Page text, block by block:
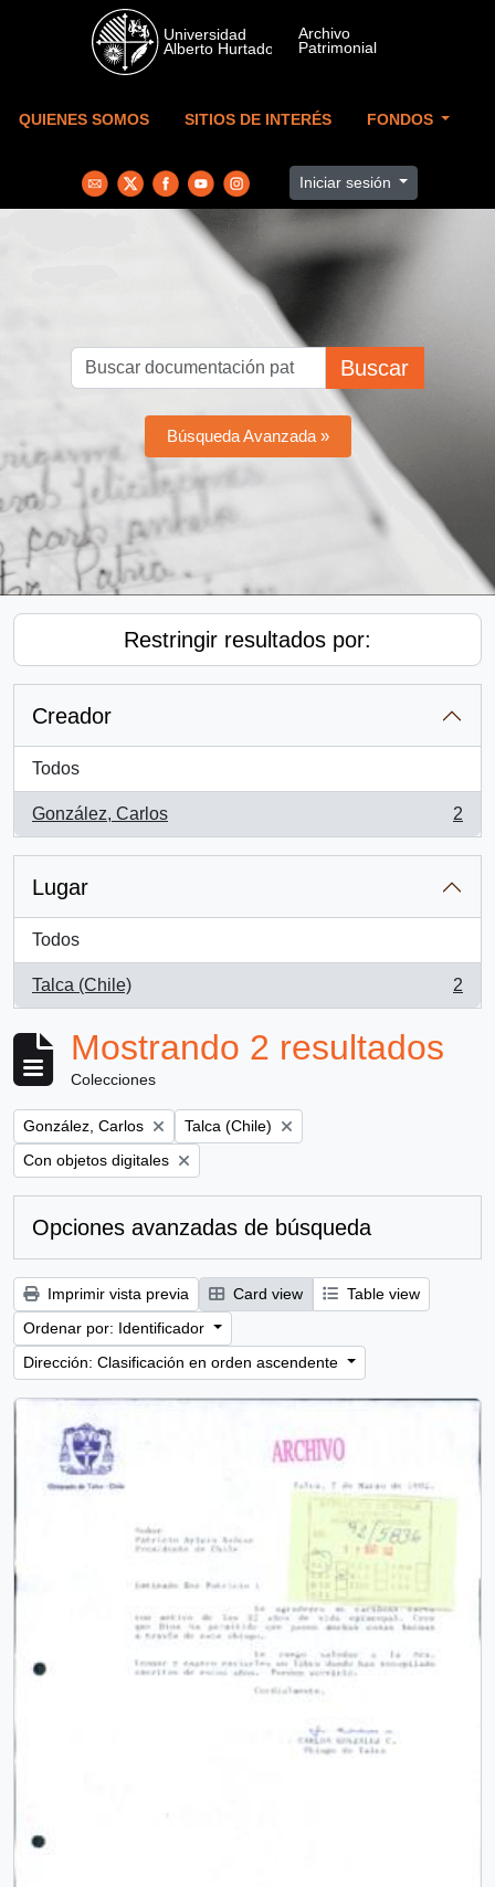
Skip to main content
QUIENES SOMOS SITIOS DE INTERÉS FONDOS
Iniciar sesión
Buscar
Búsqueda Avanzada »
Restringir resultados por:
Creador
Todos
González, Carlos
, 2 resultados
2
Lugar
Todos
Talca (Chile)
, 2 resultados
2
Mostrando 2 resultados
Colecciones
Remove filter:
González, Carlos Remove filter:
Talca (Chile)
Remove filter:
Con objetos digitales
Opciones avanzadas de búsqueda
Imprimir vista previa Card view
Table view
Ordenar por: Identificador
Dirección: Clasificación en orden ascendente